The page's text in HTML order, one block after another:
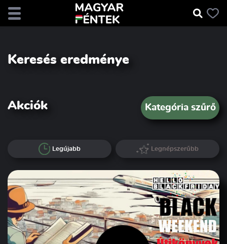
Keresés eredménye
Akciók Kategória szűrő
Legújabb Legnépszerűbb